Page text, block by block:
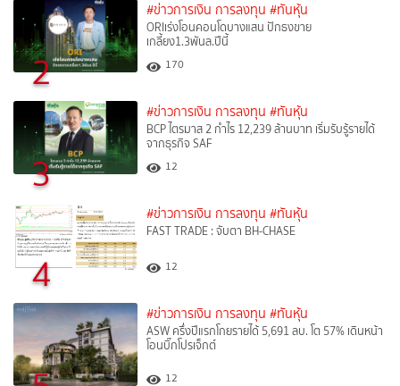
2
#ข่าวการเงิน การลงทุน #ทันหุ้น
ORIเร่งโอนคอนโดบางแสน ปักธงขาย
เกลี้ยง1.3พันล.ปีนี้
170
3
#ข่าวการเงิน การลงทุน #ทันหุ้น
BCP ไตรมาส 2 กำไร 12,239 ล้านบาท เริ่มรับรู้รายได้
จากธุรกิจ SAF
12
4
#ข่าวการเงิน การลงทุน #ทันหุ้น
FAST TRADE : จับตา BH-CHASE
12
#ข่าวการเงิน การลงทุน #ทันหุ้น
ASW ครึ่งปีแรกโกยรายได้ 5,691 ลบ. โต 57% เดินหน้า
โอนบิ๊กโปรเจ็กต์
12